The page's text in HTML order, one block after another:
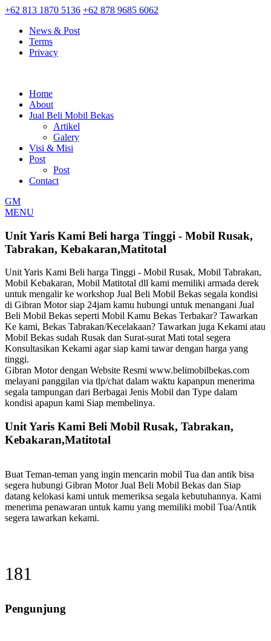
+62 813 1870 5136 +62 878 9685 6062
News & Post
Terms
Privacy
Home
About
Jual Beli Mobil Bekas
Artikel
Galery
Visi & Misi
Post
Post
Contact
GM
MENU
Unit Yaris Kami Beli harga Tinggi - Mobil Rusak,
Tabrakan, Kebakaran,Matitotal
Unit Yaris Kami Beli harga Tinggi - Mobil Rusak, Mobil Tabrakan,
Mobil Kebakaran, Mobil Matitotal dll kami memiliki armada derek
untuk mengalir ke workshop Jual Beli Mobil Bekas segala kondisi
di Gibran Motor siap 24jam kamu hubungi untuk menangani Jual
Beli Mobil Bekas seperti Mobil Kamu Bekas Terbakar? Tawarkan
Ke kami, Bekas Tabrakan/Kecelakaan? Tawarkan juga Kekami atau
Mobil Bekas sudah Rusak dan Surat-surat Mati total segera
Konsultasikan Kekami agar siap kami tawar dengan harga yang
tinggi.
Gibran Motor dengan Website Resmi www.belimobilbekas.com
melayani panggilan via tlp/chat dalam waktu kapanpun menerima
segala tampungan dari Berbagai Jenis Mobil dan Type dalam
kondisi apapun kami Siap membelinya.
Unit Yaris Kami Beli Mobil Rusak, Tabrakan,
Kebakaran,Matitotal
Buat Teman-teman yang ingin mencarin mobil Tua dan antik bisa
segera hubungi Gibran Motor Jual Beli Mobil Bekas dan Siap
datang kelokasi kami untuk memeriksa segala kebutuhannya. Kami
menerima penawaran untuk kamu yang memiliki mobil Tua/Antik
segera tawarkan kekami.
193
Pengunjung